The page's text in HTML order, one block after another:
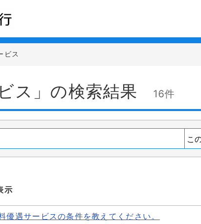
ビス
ス」の検索結果 16件
示
優遇サービスの条件を教えてください。